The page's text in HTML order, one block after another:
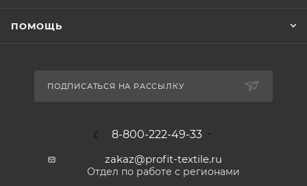
ПОМОЩЬ
ПОДПИСАТЬСЯ НА РАССЫЛКУ
8-800-222-49-33
zakaz@profit-textile.ru
Отдел по работе с регионами